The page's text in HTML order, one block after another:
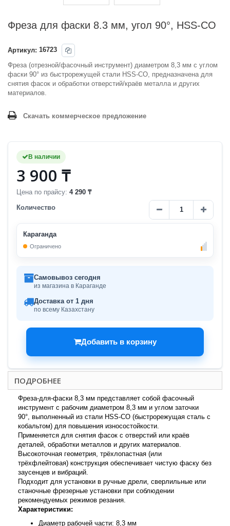
Фреза для фаски 8.3 мм, угол 90°, HSS-CO
Артикул: 16723
Фреза (отрезной/фасочный инструмент) диаметром 8,3 мм с углом
фаски 90° из быстрорежущей стали HSS-CO, предназначена для
снятия фасок и обработки отверстий/краёв металла и других
материалов.
Скачать коммерческое предложение
В наличии
3 900 ₸
Цена по прайсу: 4 290 ₸
Количество
Караганда
Ограничено
Самовывоз сегодня
из магазина в Караганде
Доставка от 1 дня
по всему Казахстану
Добавить в корзину
ПОДРОБНЕЕ
Фреза-для-фаски 8,3 мм представляет собой фасочный
инструмент с рабочим диаметром 8,3 мм и углом заточки
90°, выполненный из стали HSS-CO (быстрорежущая сталь с
кобальтом) для повышения износостойкости.
Применяется для снятия фасок с отверстий или краёв
деталей, обработки металлов и других материалов.
Высокоточная геометрия, трёхлопастная (или
трёхфлейтовая) конструкция обеспечивает чистую фаску без
заусенцев и вибраций.
Подходит для установки в ручные дрели, сверлильные или
станочные фрезерные установки при соблюдении
рекомендуемых режимов резания.
Характеристики:
Диаметр рабочей части: 8,3 мм